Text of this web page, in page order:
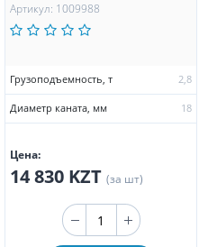
Артикул: 1009988
Грузоподъемность, т 2,8
Диаметр каната, мм 18
Цена:
14 830 KZT (за шт)